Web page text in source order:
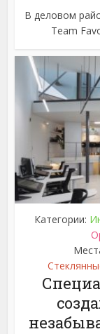
В деловом
Team
Категории: